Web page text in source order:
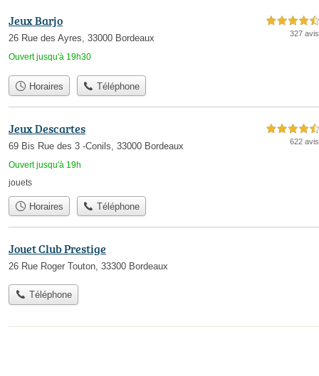
Jeux Barjo
26 Rue des Ayres, 33000 Bordeaux
Ouvert jusqu'à 19h30
4,5 étoiles sur 5
327 avis
Horaires Téléphone
Jeux Descartes
69 Bis Rue des 3 -Conils, 33000 Bordeaux
Ouvert jusqu'à 19h
4,5 étoiles sur 5
622 avis
jouets
Horaires Téléphone
Jouet Club Prestige
26 Rue Roger Touton, 33300 Bordeaux
Téléphone